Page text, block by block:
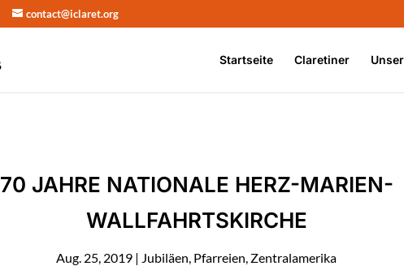
contact@iclaret.org
Startseite Claretiner
70 JAHRE NATIONALE HERZ-MARIEN-
WALLFAHRTSKIRCHE
Aug. 25, 2019 | Jubiläen, Pfarreien, Zentralamerika